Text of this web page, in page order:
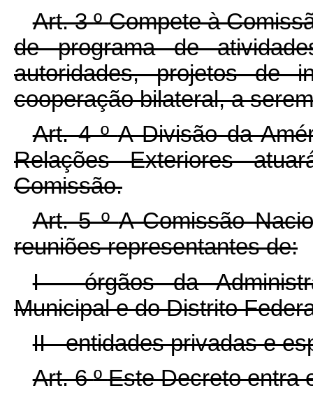
Art. 3ºCompete à
de programa de
autoridades, projetos de
cooperação bilateral, a
Art. 4ºA Divisão da
Relações Exteriores
Comissão.
Art. 5ºA Comissão
reuniões representantes de:
I - órgãos da
Municipal e do Distrito
II - entidades privadas e
Art. 6ºEste Decreto entra